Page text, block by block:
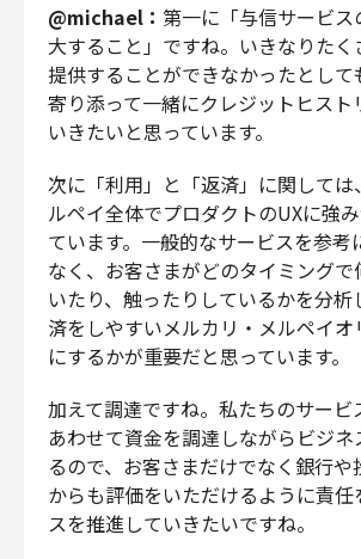
@michael： 第一に「与信サービ
大すること」ですね。いきなりたく
提供することができなかったとして
寄り添って一緒にクレジットヒスト
いきたいと思っています。
次に「利用」と「返済」に関しては
ルペイ全体でプロダクトのUXに強
ています。一般的なサービスを参考
なく、お客さまがどのタイミングで
いたり、触ったりしているかを分析
済をしやすいメルカリ・メルペイオ
にするかが重要だと思っています。
加えて調達ですね。私たちのサービ
あわせて資金を調達しながらビジ
るので、お客さまだけでなく銀行や
からも評価をいただけるように責任
スを推進していきたいですね。